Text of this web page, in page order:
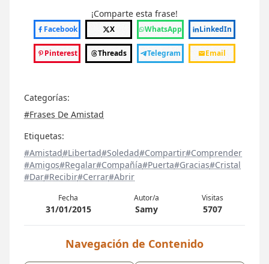
¡Comparte esta frase!
Facebook X WhatsApp LinkedIn
Pinterest Threads Telegram Email
Categorías:
#Frases De Amistad
Etiquetas:
#Amistad#Libertad#Soledad#Compartir#Comprender
#Amigos#Regalar#Compañía#Puerta#Gracias#Cristal
#Dar#Recibir#Cerrar#Abrir
Fecha
31/01/2015
Autor/a
Samy
Visitas
5707
Navegación de Contenido